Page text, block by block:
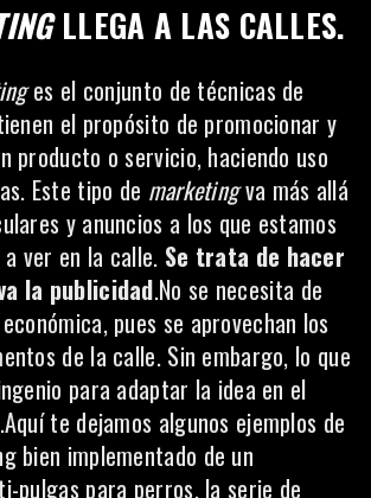
LLEGA A LAS CALLES.
es el conjunto de técnicas de
el propósito de promocionar y
producto o servicio, haciendo uso
Este tipo de marketingva más allá
y anuncios a los que estamos
ver en la calle. Se trata de hacer
la publicidad.No se necesita de
pues se aprovechan los
de la calle. Sin embargo, lo que
para adaptar la idea en el
te dejamos algunos ejemplos de
bien implementado de un
pulgas para perros, la serie de